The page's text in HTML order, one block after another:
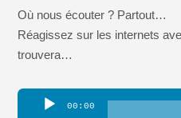
Où nous écouter ? Partout…
Réagissez sur les internets
trouvera…
Lecteur
00:00